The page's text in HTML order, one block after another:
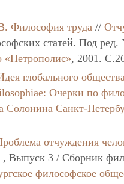
Философия труда //
статей. Под
«Петрополис», 2001.
глобального
Очерки по
Солонина Санкт-
отчуждения
, Выпуск 3 / Сборник
философское